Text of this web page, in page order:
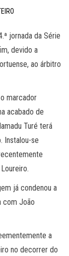
jornada da Série
devido a
ao árbitro
marcador
acabado de
Turé terá
Instalou-se
já condenou a
com João
a
no decorrer do